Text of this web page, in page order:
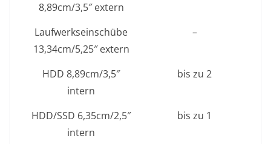
8,89cm/3,5″ extern
Laufwerkseinschübe
13,34cm/5,25″ extern
–
HDD 8,89cm/3,5″
intern
bis zu 2
HDD/SSD 6,35cm/2,5″
intern
bis zu 1